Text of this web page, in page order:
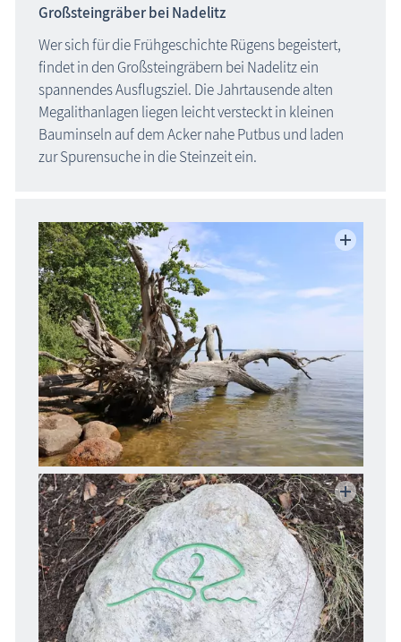
Großsteingräber bei Nadelitz
Wer sich für die Frühgeschichte Rügens begeistert,
findet in den Großsteingräbern bei Nadelitz ein
spannendes Ausflugsziel. Die Jahrtausende alten
Megalithanlagen liegen leicht versteckt in kleinen
Bauminseln auf dem Acker nahe Putbus und laden
zur Spurensuche in die Steinzeit ein.